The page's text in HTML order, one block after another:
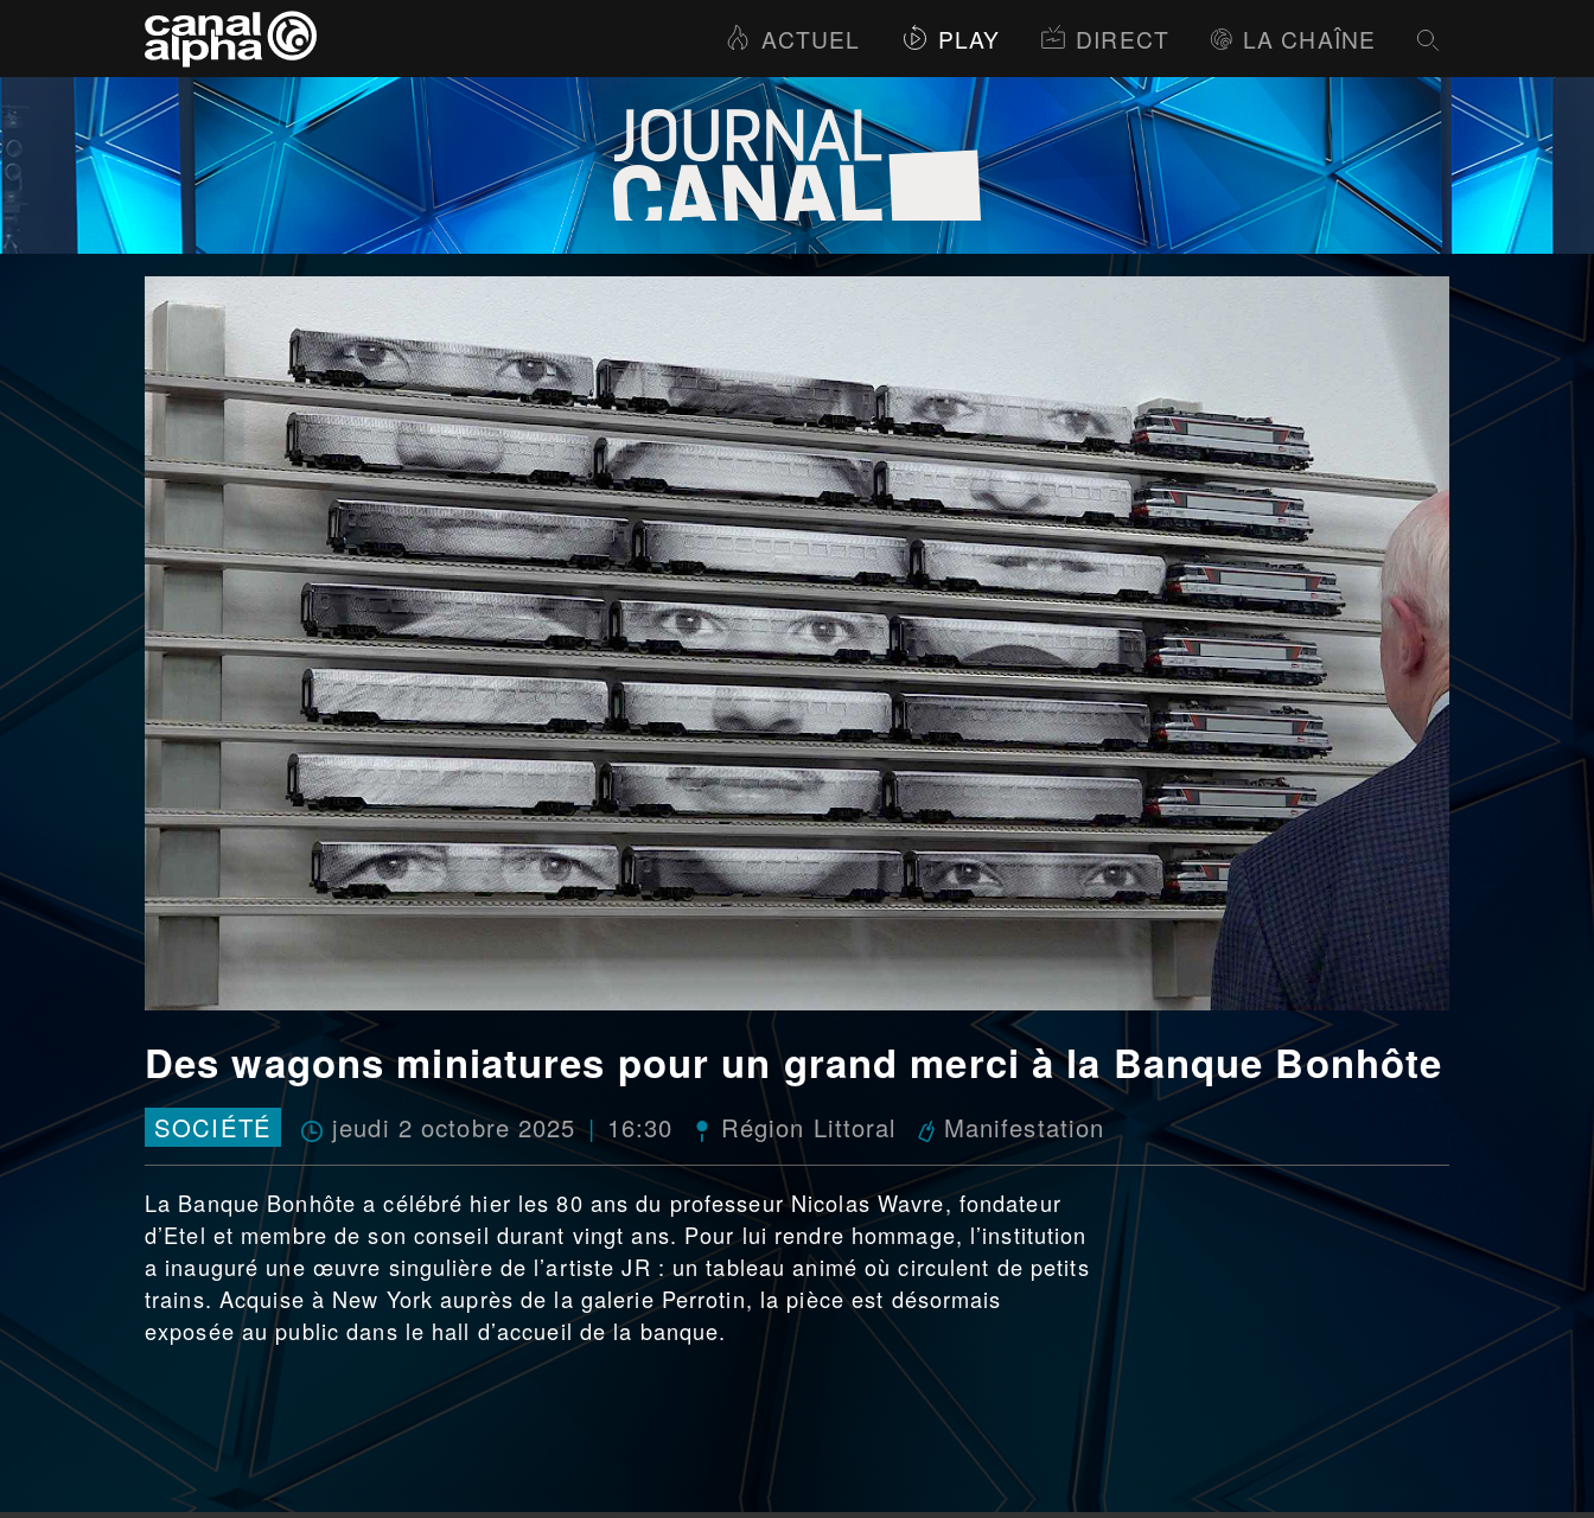
ACTUEL PLAY DIRECT LA CHAÎNE
Des wagons miniatures pour un grand merci à la Banque Bonhôte
SOCIÉTÉ jeudi 2 octobre 2025 16:30 Région Littoral Manifestation
La Banque Bonhôte a célébré hier les 80 ans du professeur Nicolas Wavre, fondateur
d’Etel et membre de son conseil durant vingt ans. Pour lui rendre hommage, l’institution
a inauguré une œuvre singulière de l’artiste JR : un tableau animé où circulent de petits
trains. Acquise à New York auprès de la galerie Perrotin, la pièce est désormais
exposée au public dans le hall d’accueil de la banque.